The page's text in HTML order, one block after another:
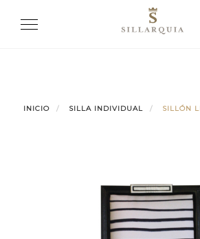
Toggle
INICIO SILLA INDIVIDUAL SILLÓN